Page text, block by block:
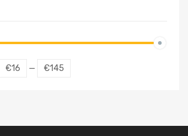
€16 — €145